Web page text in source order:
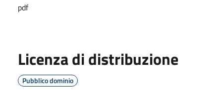
pdf
Licenza di distribuzione
Pubblico dominio